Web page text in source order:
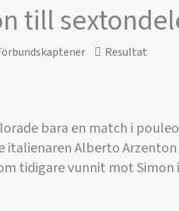
till
Resultat
bara en match i
italienaren Alberto
tidigare vunnit mot